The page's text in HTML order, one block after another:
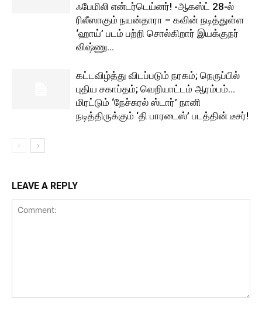
ஃபேமிலி என்டர்டெய்னர்! -ஆகஸ்ட் 28-ல்
ரிலீஸாகும் நயன்தாரா – கவின் நடித்துள்ள
‘ஹாய்’ படம் பற்றி சொல்கிறார் இயக்குநர்
விஷ்ணு...
கட்டவிழ்த்து விடப்படும் நரகம்; நெருப்பில்
புதிய சகாப்தம்; வெறியாட்டம் ஆரம்பம்…
மிரட்டும் ‘நேச்சுரல் ஸ்டார்’ நானி
நடித்திருக்கும் ‘தி பாரடைஸ்’ படத்தின் டீசர்!
LEAVE A REPLY